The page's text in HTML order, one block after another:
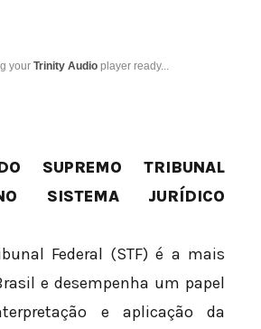
your Trinity Audio player ready...
SUPREMO TRIBUNAL
SISTEMA JURÍDICO
Federal (STF) é a mais
e desempenha um papel
e aplicação da